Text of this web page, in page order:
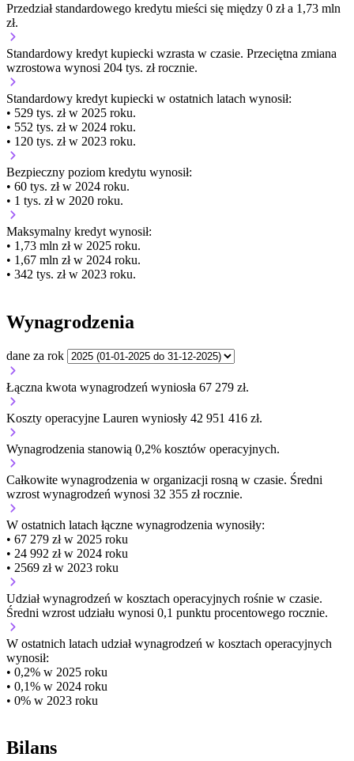
Przedział standardowego kredytu mieści się między 0 zł a 1,73 mln
zł.
Standardowy kredyt kupiecki wzrasta w czasie. Przeciętna zmiana
wzrostowa wynosi 204 tys. zł rocznie.
Standardowy kredyt kupiecki w ostatnich latach wynosił:
• 529 tys. zł w 2025 roku.
• 552 tys. zł w 2024 roku.
• 120 tys. zł w 2023 roku.
Bezpieczny poziom kredytu wynosił:
• 60 tys. zł w 2024 roku.
• 1 tys. zł w 2020 roku.
Maksymalny kredyt wynosił:
• 1,73 mln zł w 2025 roku.
• 1,67 mln zł w 2024 roku.
• 342 tys. zł w 2023 roku.
Wynagrodzenia
dane za rok
Łączna kwota wynagrodzeń wyniosła 67 279 zł.
Koszty operacyjne Lauren wyniosły 42 951 416 zł.
Wynagrodzenia stanowią 0,2% kosztów operacyjnych.
Całkowite wynagrodzenia w organizacji rosną w czasie. Średni
wzrost wynagrodzeń wynosi 32 355 zł rocznie.
W ostatnich latach łączne wynagrodzenia wynosiły:
• 67 279 zł w 2025 roku
• 24 992 zł w 2024 roku
• 2569 zł w 2023 roku
Udział wynagrodzeń w kosztach operacyjnych rośnie w czasie.
Średni wzrost udziału wynosi 0,1 punktu procentowego rocznie.
W ostatnich latach udział wynagrodzeń w kosztach operacyjnych
wynosił:
• 0,2% w 2025 roku
• 0,1% w 2024 roku
• 0% w 2023 roku
Bilans